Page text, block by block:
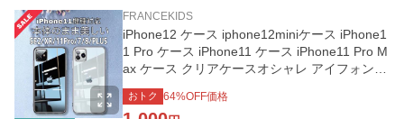
FRANCEKIDS
iPhone12 ケース iphone12miniケース iPhone1
1 Pro ケース iPhone11 ケース iPhone11 Pro M
ax ケース クリアケースオシャレ アイフォン11
ケース キラキラ ソフト
おトク 64%OFF価格